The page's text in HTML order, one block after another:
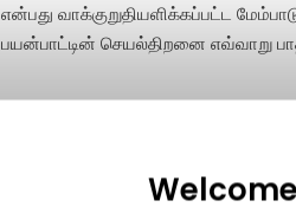
என்பது வாக்குறுதியளிக்கப்பட்ட
பயன்பாட்டின் செயல்திறனை எவ்வாறு
Welcome